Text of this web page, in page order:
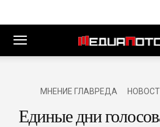
МНЕНИЕ ГЛАВРЕДА
Единые дни